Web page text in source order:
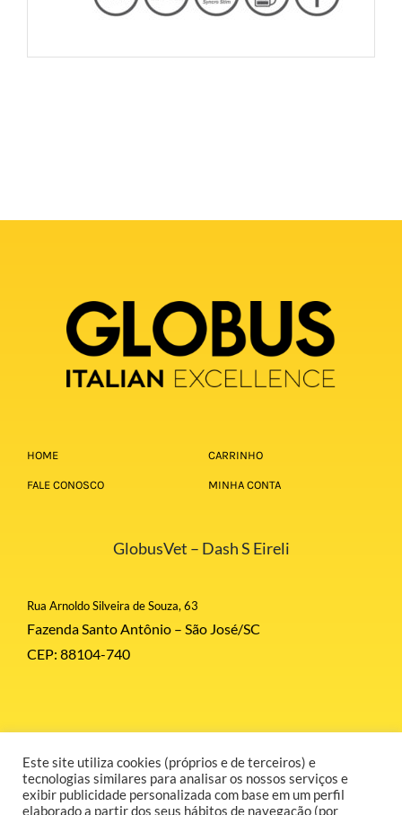
HOME
FALE CONOSCO
CARRINHO
MINHA CONTA
GlobusVet – Dash S Eireli
Rua Arnoldo Silveira de Souza, 63
Fazenda Santo Antônio – São José/SC
CEP: 88104-740
© Copyright 2026 | Globus Corporation | Todos Direitos Reservados |
Desenvolvido por GR COMUNICAÇÃO.
Este site utiliza cookies (próprios e de terceiros) e
tecnologias similares para analisar os nossos serviços e
exibir publicidade personalizada com base em um perfil
elaborado a partir dos seus hábitos de navegação (por